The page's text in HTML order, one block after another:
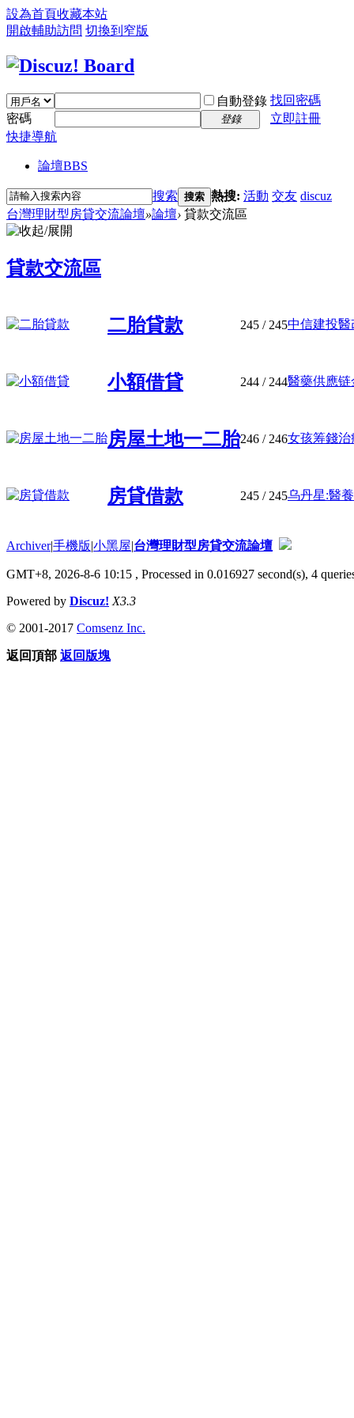
設為首頁收藏本站
開啟輔助訪問 切換到窄版
自動登錄 找回密碼
密碼
登錄
立即註冊
快捷導航
論壇BBS
搜索 搜索 熱搜: 活動 交友 discuz
台灣理財型房貸交流論壇»論壇› 貸款交流區
貸款交流區
二胎貸款 245 / 245中信建投醫
小額借貸 244 / 244醫藥供應链
房屋土地一二胎246 / 246女孩筹錢治
房貸借款 245 / 245乌丹星:醫
Archiver|手機版|小黑屋|台灣理財型房貸交流論壇
GMT+8, 2026-8-6 10:15 , Processed in 0.016927 second(s), 4
Powered by Discuz! X3.3
© 2001-2017 Comsenz Inc.
返回頂部 返回版塊